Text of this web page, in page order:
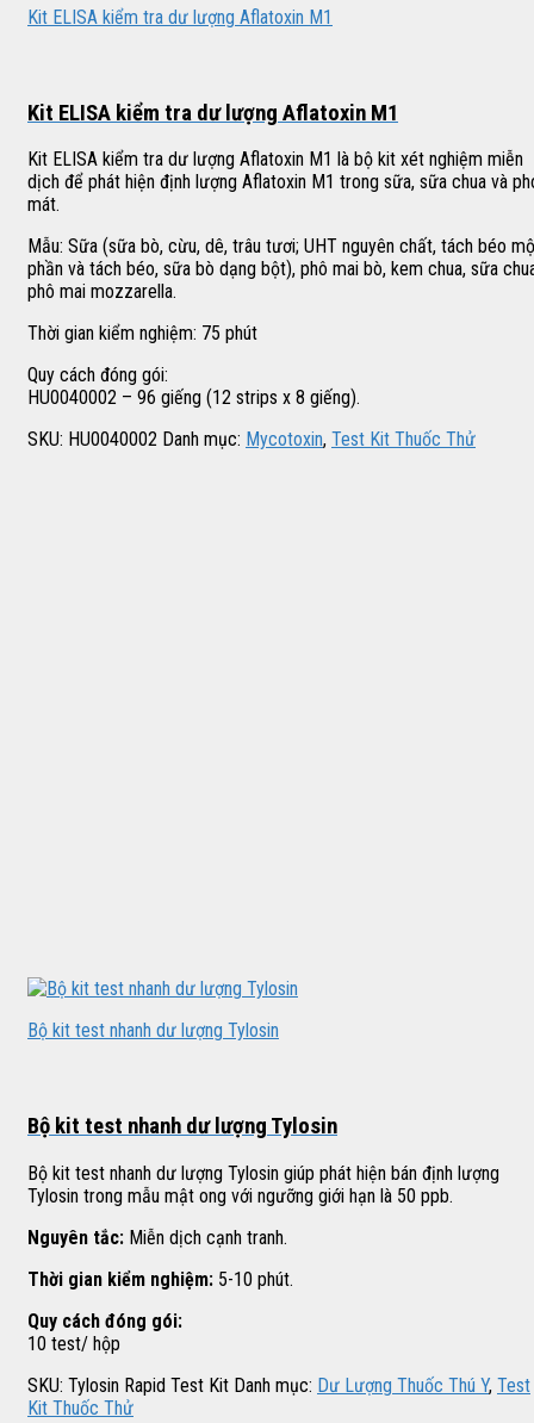
Kit ELISA kiểm tra dư lượng Aflatoxin M1
Kit ELISA kiểm tra dư lượng Aflatoxin M1
Kit ELISA kiểm tra dư lượng Aflatoxin M1 là bộ kit xét nghiệm miễn
dịch để phát hiện định lượng Aflatoxin M1 trong sữa, sữa chua và
mát.
Mẫu: Sữa (sữa bò, cừu, dê, trâu tươi; UHT nguyên chất, tách béo
phần và tách béo, sữa bò dạng bột), phô mai bò, kem chua, sữa
phô mai mozzarella.
Thời gian kiểm nghiệm: 75 phút
Quy cách đóng gói:
HU0040002 – 96 giếng (12 strips x 8 giếng).
SKU: HU0040002 Danh mục: Mycotoxin, Test Kit Thuốc Thử
Bộ kit test nhanh dư lượng Tylosin
Bộ kit test nhanh dư lượng Tylosin
Bộ kit test nhanh dư lượng Tylosin giúp phát hiện bán định lượng
Tylosin trong mẫu mật ong với ngưỡng giới hạn là 50 ppb.
Nguyên tắc: Miễn dịch cạnh tranh.
Thời gian kiểm nghiệm: 5-10 phút.
Quy cách đóng gói:
10 test/ hộp
SKU: Tylosin Rapid Test Kit Danh mục: Dư Lượng Thuốc Thú Y, Test
Kit Thuốc Thử